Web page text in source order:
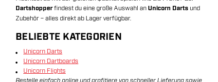
Dartshopperfindest du eine große Auswahl an Unicorn Darts und
Zubehör – alles direkt ab Lager verfügbar.
BELIEBTE KATEGORIEN
Unicorn Darts
Unicorn Dartboards
Unicorn Flights